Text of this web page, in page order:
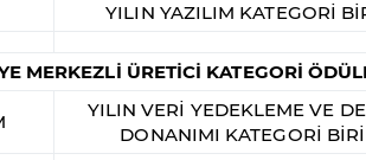
YILIN YAZILIM KATEGORİ
MERKEZLİ ÜRETİCİ KATEGORİ
YILIN VERİ YEDEKLEME VE
DONANIMI KATEGORİ